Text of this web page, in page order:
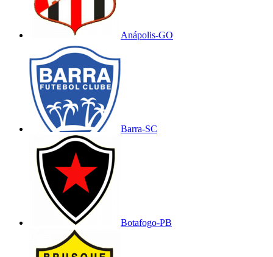
Anápolis-GO
Barra-SC
Botafogo-PB